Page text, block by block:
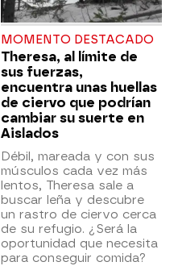
MOMENTO DESTACADO
Theresa, al límite de
sus fuerzas,
encuentra unas huellas
de ciervo que podrían
cambiar su suerte en
Aislados
Débil, mareada y con sus
músculos cada vez más
lentos, Theresa sale a
buscar leña y descubre
un rastro de ciervo cerca
de su refugio. ¿Será la
oportunidad que necesita
para conseguir comida?